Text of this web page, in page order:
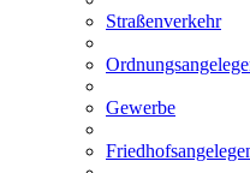
Straßenverkehr
Gewerbe